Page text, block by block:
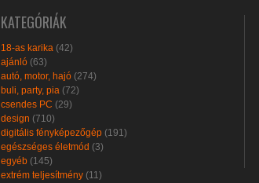
KATEGÓRIÁK
18-as karika (42)
ajánló (63)
autó, motor, hajó (274)
buli, party, pia (72)
csendes PC (29)
design (710)
digitális fényképezőgép (191)
egészséges életmód (3)
egyéb (145)
extrém teljesítmény (11)